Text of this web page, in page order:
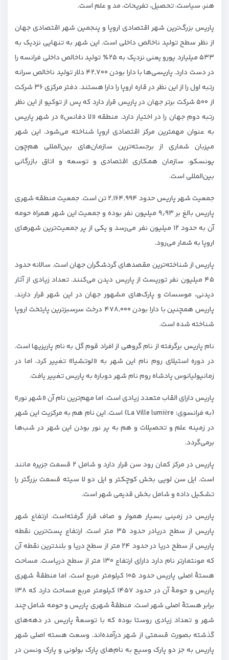
هنر، سیاست، تحصیل، تفریحات، مد و علم است.
پاریس بزرگ‌ترین شهر اقتصادی اروپا و پنجمین شهر اقتصادی جهان
از نظر سطح تولید ناخالص داخلی است. این شهر به تنهایی نزدیک به
۵۳۳ میلیارد یورو یعنی نزدیک به ۲۵٪ تولید ناخالص داخلی فرانسه را
در دست دارد. پاریسی‌ها با دارا بودن ۴۲٬۷۰۰ دلار تولید ناخالص سرانه
رتبه اول را از این نظر در قاره اروپا را دارا هستند. دفتر مرکزی ۳۶ شرکت
از ۵۰۰ شرکت برتر جهان در پاریس قرار دارد که پس از توکیو از این نظر
رتبه دوم جهان را در اختیار دارد. منطقه «لا دفانس» در شهر پاریس
به عنوان مهمترین مرکز اقتصادی اروپا شناخته می‌شود. این شهر
میزبان شماری از برجسته‌ترین سازمان‌های بین‌المللی هم‌چون
یونسکو، سازمان همکاری اقتصادی و توسعه و اتاق بازرگانی
بین‌المللی است.
جمعیت شهر پاریس حدود ۲٬۱۶۴٬۹۹۴ تن است. جمعیت منطقه شهری
پاریس بالغ بر ۹٫۹۳ میلیون نفر بوده و جمعیت این شهر همراه حومه
آن به حدود ۱۲ میلیون نفر می‌رسد و یکی از پر جمعیت‌ترین شهرهای
اروپا به شمار می‌رود.
پاریس از شناخته‌ترین مقصدهای گردشگران جهان است. سالانه حدود
۴۵ میلیون نفر توریست از پاریس دیدن می‌کنند. تعداد زیادی از آثار
دیدنی، موسسات و پارک‌های مشهور جهان در این شهر قرار دارند.
پاریس همچنین با دارا بودن ۴۷۸٬۰۰۰ درخت سرسبزترین پایتخت اروپا
شناخته شده است.
نام پاریس برگرفته از نام گروهی از افراد قوم گل به نام پاریزیها است.
در دوره استیلای روم نام این شهر به «لوتشیا» تغییر کرد، اما در
زمانیولیانوس پادشاه روم نام شهر دوباره به پاریس تغییر یافت.
پاریس دارای القاب متعدد زیادی است، اما مهم‌ترین نام آن «شهر نور»
(به فرانسوی: La Ville lumière) است. این نام هم به مرکزیت این شهر
در زمینه علم و تحصیلات و هم به پر نور بودن این شهر در شب‌ها
برمی‌گردد.
پاریس در مرکز کمان رود سن قرار دارد و شامل ۲ قسمت جزیره مانند
است. ایل سن لویی بخش کوچکتر و ایل دو لا سیته قسمت بزرگتر را
تشکیل داده و شامل بخش قدیمی شهر است.
پاریس در زمینی بسیار هموار و صاف قرار گرفته‌است. ارتفاع شهر
پاریس از سطح دریادر حدود ۳۵ متر است. ارتفاع پست‌ترین نقطه
پاریس از سطح دریا در حدود ۲۴ متر از سطح دریا و بلندترین نقطه آن
که مونتمارتر نام دارد دارای ارتفاع ۱۳۰ متر از سطح دریاست. مساحت
هستهٔ اصلی پاریس حدود ۱۰۵ کیلومتر مربع است، اما منطقهٔ شهری
پاریس و حومهٔ آن در حدود ۱۴۵۷ کیلومتر مربع مساحت دارد که ۱۳۸
برابر هستهٔ اصلی شهر است. منطقهٔ شهری پاریس و حومه شامل چند
شهر و تعداد زیادی روستا بوده که با توسعهٔ پاریس در دهه‌های
گذشته بصورت قسمتی از شهر درآمده‌اند. وسعت هسته اصلی شهر
پاریس به جز دو پارک وسیع به نام‌های پارک بولونی و پارک ونسن در